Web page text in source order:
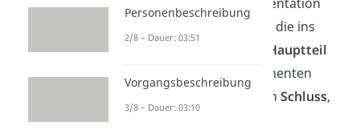
, die ins
Hauptteil
mit stichhaltigen Argumenten
sowie einen prägnanten Schluss,
Personenbeschreibung
2/8 – Dauer: 03:51
Vorgangsbeschreibung
3/8 – Dauer: 03:10